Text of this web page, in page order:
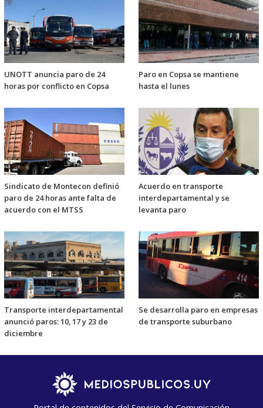
UNOTT anuncia paro de 24
horas por conflicto en Copsa
Paro en Copsa se mantiene
hasta el lunes
Sindicato de Montecon definió
paro de 24 horas ante falta de
acuerdo con el MTSS
Acuerdo en transporte
interdepartamental y se
levanta paro
Transporte interdepartamental
anunció paros: 10, 17 y 23 de
diciembre
Se desarrolla paro en empresas
de transporte suburbano